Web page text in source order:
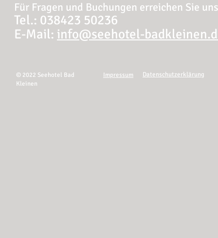
© 2022 Seehotel Bad
Kleinen
Für Fragen und Buchungen erreichen Sie
Tel.: 038423 50236
E-Mail: info@seehotel-
Impressum Datenschutzerklärung